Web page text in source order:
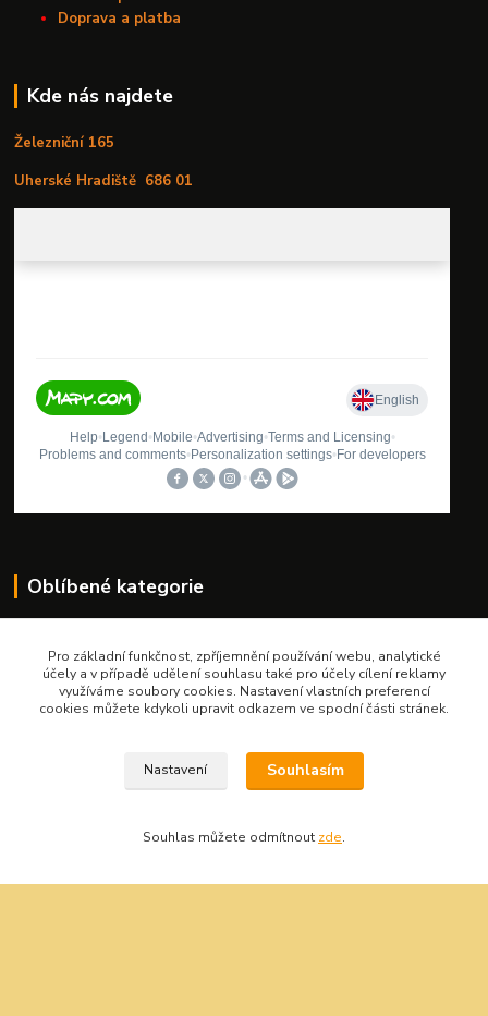
Doprava a platba
Kde nás najdete
Železniční 165
Uherské Hradiště 686 01
Oblíbené kategorie
Gola sady
Pilové kotouče
Sady nářadí
Pro základní funkčnost, zpříjemnění používání webu, analytické
účely a v případě udělení souhlasu také pro účely cílení reklamy
využíváme soubory cookies. Nastavení vlastních preferencí
cookies můžete kdykoli upravit odkazem ve spodní části stránek.
Nastavení Souhlasím
Souhlas můžete odmítnout zde.